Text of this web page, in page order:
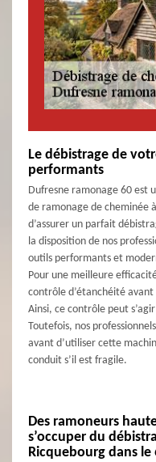
Le débistrage de
performants
Dufresne ramonage 60 est
de ramonage de cheminée
d’assurer un parfait
la disposition de nos
outils performants et
Pour une meilleure
contrôle d’étanchéité
Ainsi, ce contrôle peut
Toutefois, nos
avant d’utiliser cette
conduit s’il est fragile.
Des ramoneurs
s’occuper du
Ricquebourg dans le